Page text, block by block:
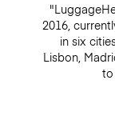
2016,
in six
Lisbon,
to